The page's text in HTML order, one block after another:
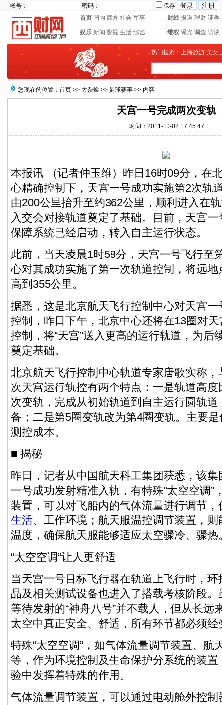
帐号： 密码：
保存
首页 国内 西方 社会 军事 财经 报道 理财 证券
娱乐 新闻 影视 生活 综艺 维权 曝光 调查 访谈
热门搜索： 上海旅游 美女
您现在的位置： 首页 >> 大杂烩 >> 足球赛事 >> 内容
天宫一号完成两次变轨
时间：2011-10-02 17:45:47
本报讯 （记者仲玉维）昨日16时09分，在
心精确控制下，天宫一号成功实施第2次轨
由200公里抬升至约362公里，顺利进入在
入交会对接轨道奠定了基础。目前，天宫
保障系统已经启动，转入自主运行状态。
此前，当天凌晨1时58分，天宫一号飞行至
心对其成功实施了第一次轨道控制，将远
高到355公里。
据悉，这是北京航天飞行控制中心对天宫
控制，昨日下午，北京中心还将在13圈对
控制，将“天宫”送入更高的运行轨道，为后
奠定基础。
北京航天飞行控制中心轨道专家唐歌实称
次天宫运行轨控有两个特点：一是轨道高
次变轨，完成从初始轨道到自主运行圆轨
备；二是第5圈变轨改为第4圈变轨。主要
测控成本。
■ 揭秘
昨日，记者从中国航天科工集团获悉，该
一号成功发射精准入轨，有特殊“太空空调”
装置，可以对飞船内的气体流量进行调节
生活、工作环境；航天服温控调节装置，
温度，确保航天服能够适应太空骤冷、骤热
“太空空调”让人更舒适
当天宫一号目标飞行器在轨道上飞行时，
品及相关测试设备也进入了搭载考核阶段。
等待发射的“神舟八号”并不载人，但从长远
太空中真正安全、舒适，所有环节都必须经
特殊“太空空调”，如气体流量调节装置、航
等，作为环境控制及生命保护分系统的装
验中发挥着特殊的作用。
气体流量调节装置，可以通过电动舱外控